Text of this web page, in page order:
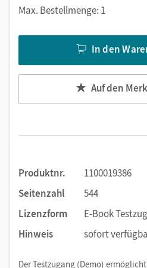
Markierungen setzen
Suchen im Text
Zoomen
Max. Bestellmenge: 1
In den
Auf den
Produktnr.
1100019386
Seitenzahl
544
Lizenzform
E-Book
Hinweis
sofort
Der Testzugang (Demo)